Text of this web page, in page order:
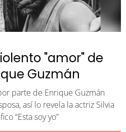
"amor" de
Guzmán
parte de Enrique Guzmán
así lo revela la actriz Silvia
“Esta soy yo”